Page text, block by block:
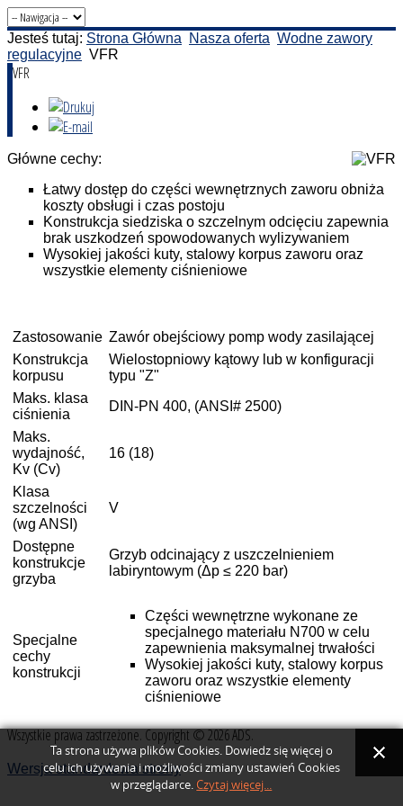
Jesteś tutaj: Strona Główna Nasza oferta Wodne zawory
regulacyjne VFR
VFR
Główne cechy:
Łatwy dostęp do części wewnętrznych zaworu obniża
koszty obsługi i czas postoju
Konstrukcja siedziska o szczelnym odcięciu zapewnia
brak uszkodzeń spowodowanych wylizywaniem
Wysokiej jakości kuty, stalowy korpus zaworu oraz
wszystkie elementy ciśnieniowe
Zastosowanie Zawór obejściowy pomp wody zasilającej
Konstrukcja
korpusu
Wielostopniowy kątowy lub w konfiguracji
typu "Z"
Maks. klasa
ciśnienia
DIN-PN 400, (ANSI# 2500)
Maks.
wydajność,
Kv (Cv)
16 (18)
Klasa
szczelności
(wg ANSI)
V
Dostępne
konstrukcje
grzyba
Grzyb odcinający z uszczelnieniem
labiryntowym (Δp ≤ 220 bar)
Specjalne
cechy
konstrukcji
Części wewnętrzne wykonane ze
specjalnego materiału N700 w celu
zapewnienia maksymalnej trwałości
Wysokiej jakości kuty, stalowy korpus
zaworu oraz wszystkie elementy
ciśnieniowe
Wszystkie prawa zastrzeżone. Copyright © 2026 ADS.
Wersja standardowa strony
Ta strona używa plików Cookies. Dowiedz się więcej o
celu ich używania i możliwości zmiany ustawień Cookies
w przeglądarce.Czytaj więcej...